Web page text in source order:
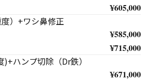
¥605,000
）+ワシ鼻修正
¥585,000
¥715,000
ハンプ切除（Dr鉄）
¥671,000